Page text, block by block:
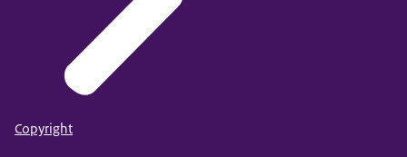
Copyright